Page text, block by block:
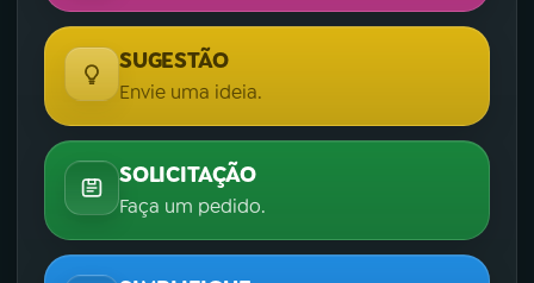
SUGESTÃO
Envie uma ideia.
SOLICITAÇÃO
Faça um pedido.